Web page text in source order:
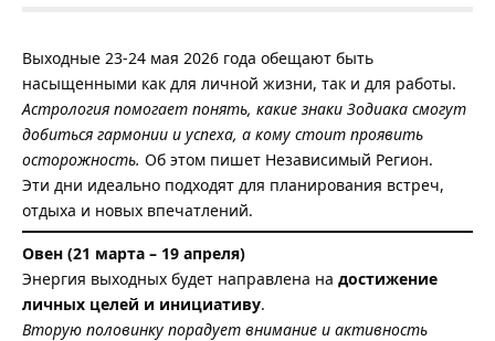
Выходные 23-24 мая 2026 года обещают быть
насыщенными как для личной жизни, так и для работы.
Астрология помогает понять, какие знаки Зодиака смогут
добиться гармонии и успеха, а кому стоит проявить
осторожность. Об этом пишет Независимый Регион.
Эти дни идеально подходят для планирования встреч,
отдыха и новых впечатлений.
Овен (21 марта – 19 апреля)
Энергия выходных будет направлена на достижение
личных целей и инициативу.
Вторую половинку порадует внимание и активность